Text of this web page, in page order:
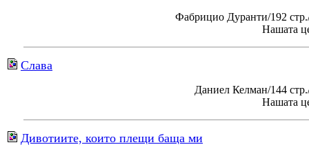
Фабрицио Дуранти/192
Нашата
Слава
Даниел Келман/144
Нашата
Дивотиите, които плещи баща ми